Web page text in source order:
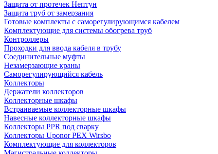
Защита от протечек Нептун
Защита труб от замерзания
Готовые комплекты с саморегулирующимся кабелем
Комплектующие для системы обогрева труб
Контроллеры
Проходки для ввода кабеля в трубу
Соединительные муфты
Незамерзающие краны
Саморегулирующийся кабель
Коллекторы
Держатели коллекторов
Коллекторные шкафы
Встраиваемые коллекторные шкафы
Навесные коллекторные шкафы
Коллекторы PPR под сварку
Коллекторы Uponor PEX Wirsbo
Комплектующие для коллекторов